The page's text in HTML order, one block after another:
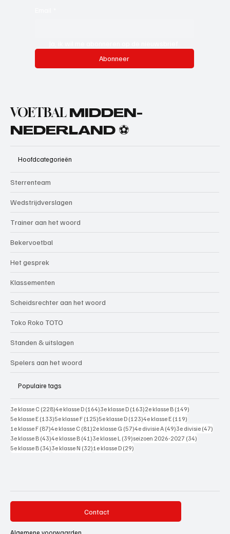
Abonneer
VOETBAL MIDDEN-
NEDERLAND ⚽
Hoofdcategorieën
Sterrenteam
Wedstrijdverslagen
Trainer aan het woord
Bekervoetbal
Het gesprek
Klassementen
Scheidsrechter aan het woord
Toko Roko TOTO
Standen & uitslagen
Spelers aan het woord
Populaire tags
3e klasse C (228)228 posts
4e klasse D (164)164 posts
3e klasse D (163)163 posts
2e klasse B (149)
5e klasse E (133)133 posts
5e klasse F (125)125 posts
5e klasse D (123)123 posts
4e klasse E (119)
1e klasse F (87)87 posts
4e klasse C (81)81 posts
2e klasse G (57)57 posts
4e divisie A (49)49 posts
3e divisie (47)
3e klasse B (43)43 posts
4e klasse B (41)41 posts
3e klasse L (39)39 posts
seizoen 2026-2027 (34)
5e klasse B (34)34 posts
3e klasse N (32)32 posts
1e klasse D (29)
Contact